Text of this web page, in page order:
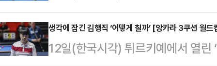
조 1위를 차지했…
전 세계 생중계되며, SOOP의 케
LGU+(120번), LG 헬로비전(194
(256번)에서도 시청할 수 있다. 대
에 나선 차명종이 신중하게 다음 공
종은 다음 경기에서 승리하며 반전
은 막심 파나이아(프랑스)에게
생각에 잠긴 김행직 ‘어떻게 칠까’ [앙카라 3쿠션 월
12일(한국시각) 튀르키예에서 열